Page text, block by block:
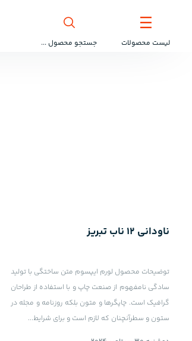
لیست محصولات جستجو محصول ...
ناودانی 12 ناب تبریز
توضیحات محصول لورم ایپسوم متن ساختگی با تولید
سادگی نامفهوم از صنعت چاپ و با استفاده از طراحان
گرافیک است. چاپگرها و متون بلکه روزنامه و مجله در
ستون و سطرآنچنان که لازم است و برای شرایط...